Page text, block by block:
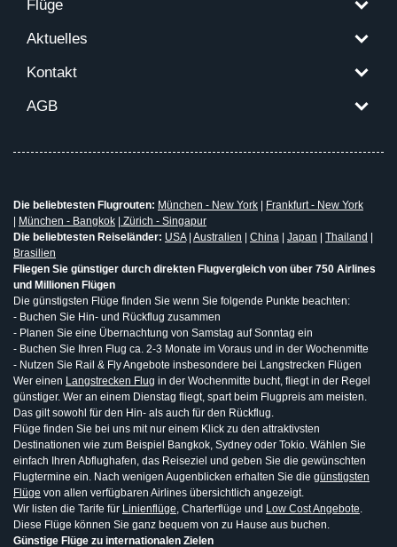
Flüge
Aktuelles
Kontakt
AGB
Die beliebtesten Flugrouten: München - New York
Frankfurt - New York
München - Bangkok
Zürich - Singapur
Die beliebtesten Reiseländer: USA| Australien China Japan Thailand
Brasilien
Fliegen Sie günstiger durch direkten Flugvergleich von über 750 Airlines
und Millionen Flügen
Die günstigsten Flüge finden Sie wenn Sie folgende Punkte beachten:
- Buchen Sie Hin- und Rückflug zusammen
- Planen Sie eine Übernachtung von Samstag auf Sonntag ein
- Buchen Sie Ihren Flug ca. 2-3 Monate im Voraus und in der Wochenmitte
- Nutzen Sie Rail & Fly Angebote insbesondere bei Langstrecken Flügen
Wer einen Langstrecken Flug in der Wochenmitte bucht, fliegt in der Regel
günstiger. Wer an einem Dienstag fliegt, spart beim Flugpreis am meisten.
Das gilt sowohl für den Hin- als auch für den Rückflug.
Flüge finden Sie bei uns mit nur einem Klick zu den attraktivsten
Destinationen wie zum Beispiel Bangkok, Sydney oder Tokio. Wählen Sie
einfach Ihren Abflughafen, das Reiseziel und geben Sie die gewünschten
Flugtermine ein. Nach wenigen Augenblicken erhalten Sie die günstigsten
Flüge von allen verfügbaren Airlines übersichtlich angezeigt.
Wir listen die Tarife für Linienflüge, Charterflüge und Low Cost Angebote.
Diese Flüge können Sie ganz bequem von zu Hause aus buchen.
Günstige Flüge zu internationalen Zielen